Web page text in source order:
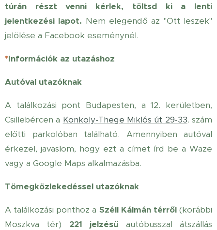
túrán részt venni kérlek, töltsd ki a lenti
jelentkezési lapot. Nem elegendő az "Ott leszek"
jelölése a Facebook eseménynél.
*Információk az utazáshoz
Autóval utazóknak
A találkozási pont Budapesten, a 12. kerületben,
Csillebércen a Konkoly-Thege Miklós út 29-33. szám
előtti parkolóban található. Amennyiben autóval
érkezel, javaslom, hogy ezt a címet írd be a Waze
vagy a Google Maps alkalmazásba.
Tömegközlekedéssel utazóknak
A találkozási ponthoz a Széll Kálmán térről(korábbi
Moszkva tér) 221 jelzésű autóbusszal átszállás